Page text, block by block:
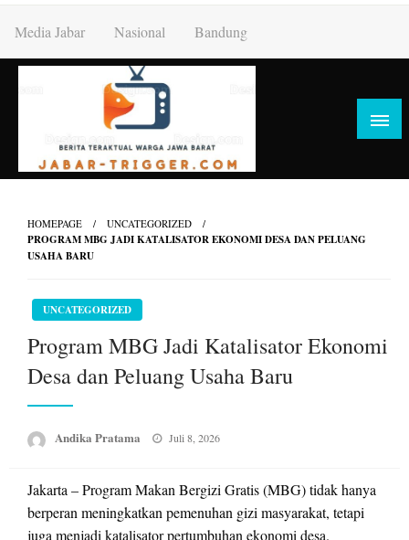
content
Media Jabar Nasional Bandung
HOMEPAGE UNCATEGORIZED
PROGRAM MBG JADI KATALISATOR EKONOMI DESA DAN PELUANG
USAHA BARU
UNCATEGORIZED
Program MBG Jadi Katalisator Ekonomi
Desa dan Peluang Usaha Baru
Andika Pratama
Posted
Juli 8, 2026
Jakarta – Program Makan Bergizi Gratis (MBG) tidak hanya
berperan meningkatkan pemenuhan gizi masyarakat, tetapi
juga menjadi katalisator pertumbuhan ekonomi desa.